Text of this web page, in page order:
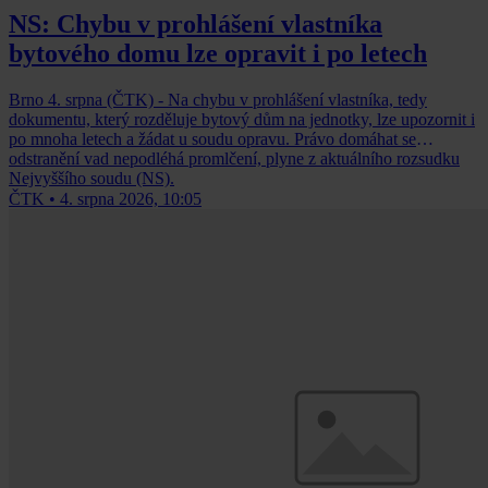
NS: Chybu v prohlášení vlastníka
bytového domu lze opravit i po letech
Brno 4. srpna (ČTK) - Na chybu v prohlášení vlastníka, tedy
dokumentu, který rozděluje bytový dům na jednotky, lze upozornit i
po mnoha letech a žádat u soudu opravu. Právo domáhat se
odstranění vad nepodléhá promlčení, plyne z aktuálního rozsudku
Nejvyššího soudu (NS).
ČTK • 4. srpna 2026, 10:05